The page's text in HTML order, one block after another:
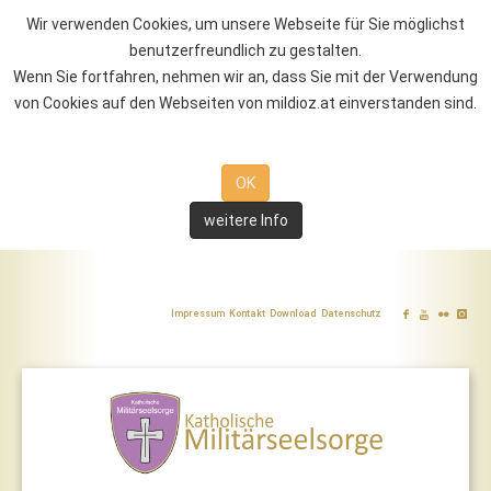
Wir verwenden Cookies, um unsere Webseite für Sie möglichst
benutzerfreundlich zu gestalten.
Wenn Sie fortfahren, nehmen wir an, dass Sie mit der Verwendung
von Cookies auf den Webseiten von mildioz.at einverstanden sind.
OK
weitere Info
Impressum Kontakt Download Datenschutz